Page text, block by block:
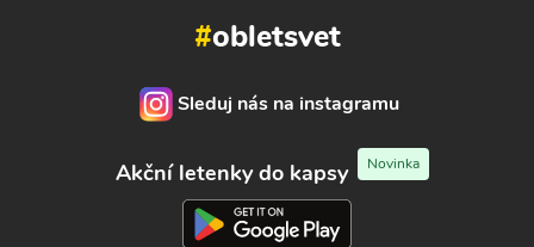
#obletsvet
Sleduj nás na instagramu
Akční letenky do kapsy Novinka